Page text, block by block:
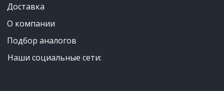
Доставка
О компании
Подбор аналогов
Наши социальные сети: